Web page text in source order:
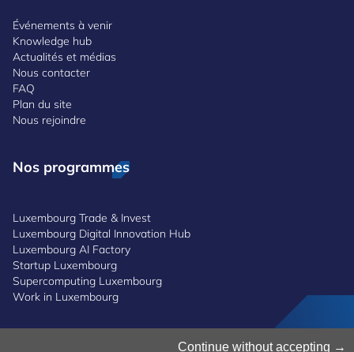
Événements à venir
Knowledge hub
Actualités et médias
Nous contacter
FAQ
Plan du site
Nous rejoindre
Nos programmes
Luxembourg Trade & Invest
Luxembourg Digital Innovation Hub
Luxembourg AI Factory
Startup Luxembourg
Supercomputing Luxembourg
Work in Luxembourg
Continue without accepting